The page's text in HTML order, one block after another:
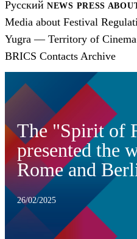
Русский NEWS PRESS
Media about Festival
Yugra — Territory of Cinema
BRICS Contacts Archive
The "Spirit of
presented the
Rome and
26/02/2025